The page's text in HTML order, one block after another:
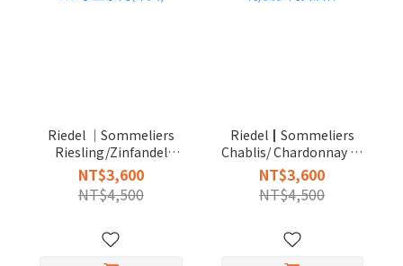
Riedel │Sommeliers
Riesling/Zinfandel
Grand Cru 手工系列(單入)
NT$3,600
NT$4,500
Riedel┃Sommeliers
Chablis/ Chardonnay 夏
布利/夏多內白酒杯
NT$3,600
NT$4,500